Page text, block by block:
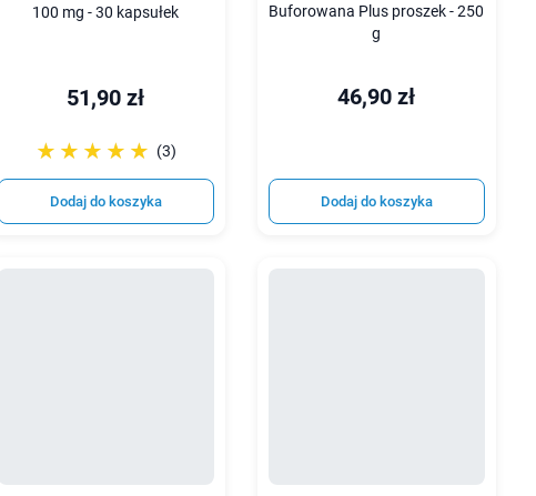
100 mg - 30 kapsułek
51,90 zł
☆☆☆☆☆
★★★★★ (3)
Dodaj do koszyka
Buforowana Plus proszek - 250
g
46,90 zł
Dodaj do koszyka